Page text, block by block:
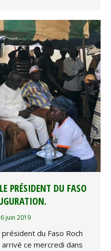
PRÉSIDENT DU FASO
juin 2019
du Faso Roch
ce mercredi dans